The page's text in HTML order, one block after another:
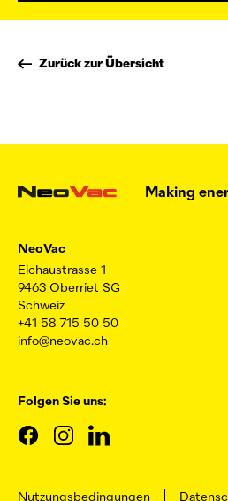
Zurück zur Übersicht
Making
NeoVac
Eichaustrasse 1
9463 Oberriet SG
Schweiz
+41 58 715 50 50
info@neovac.ch
Folgen Sie uns:
Nutzungsbedingungen